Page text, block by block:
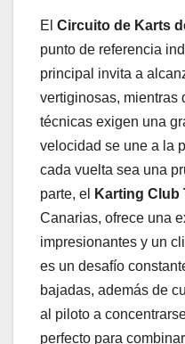
El Circuito de Karts
punto de referencia
principal invita a
vertiginosas, mientras
técnicas exigen una
velocidad se une a la
cada vuelta sea una
parte, el
Karting Club
Canarias, ofrece una
impresionantes y un
es un desafío
bajadas, además de
al piloto a
perfecto para